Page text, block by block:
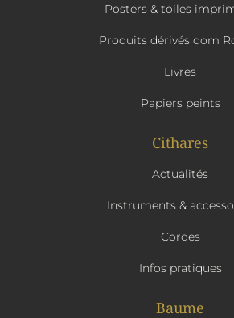
Posters & toiles
Produits dérivés dom
Livres
Papiers peints
Cithares
Actualités
Instruments &
Cordes
Infos pratiques
Baume